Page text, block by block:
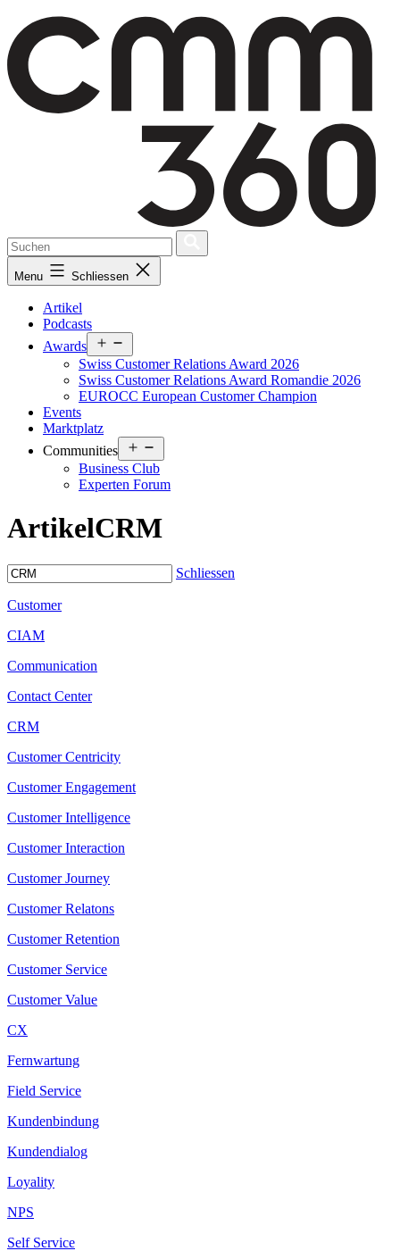
content
Menu Schliessen
Artikel
Podcasts
Awards
menu
Swiss Customer Relations Award 2026
Swiss Customer Relations Award Romandie 2026
EUROCC European Customer Champion
Events
Marktplatz
Communities
menu
Business Club
Experten Forum
ArtikelCRM
Schliessen
Customer
CIAM
Communication
Contact Center
CRM
Customer Centricity
Customer Engagement
Customer Intelligence
Customer Interaction
Customer Journey
Customer Relatons
Customer Retention
Customer Service
Customer Value
CX
Fernwartung
Field Service
Kundenbindung
Kundendialog
Loyality
NPS
Self Service